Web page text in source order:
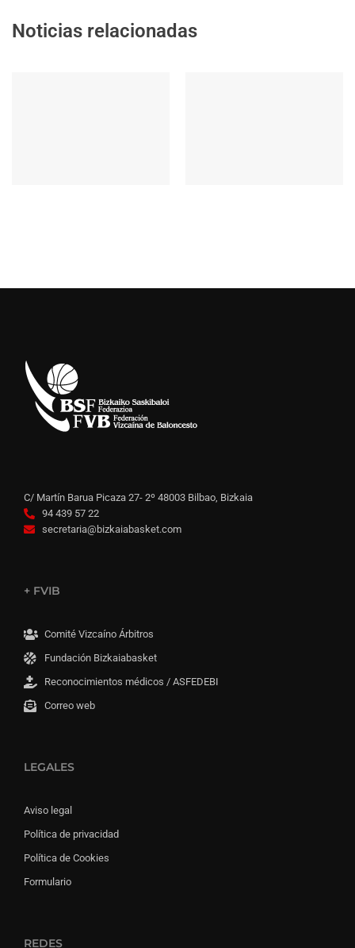
Noticias relacionadas
C/ Martín Barua Picaza 27- 2º 48003 Bilbao, Bizkaia
94 439 57 22
secretaria@bizkaiabasket.com
+ FVIB
Comité Vizcaíno Árbitros
Fundación Bizkaiabasket
Reconocimientos médicos / ASFEDEBI
Correo web
LEGALES
Aviso legal
Política de privacidad
Política de Cookies
Formulario
REDES